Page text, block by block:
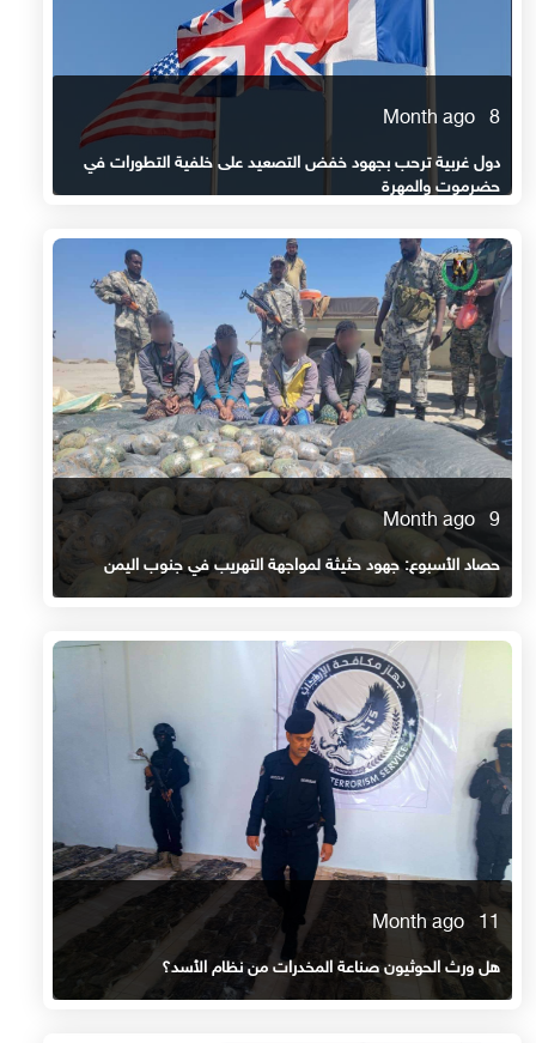
8 Month ago
دول غربية ترحب بجهود خفض التصعيد على خلفية التطورات في
حضرموت والمهرة
9 Month ago
حصاد الأسبوع: جهود حثيثة لمواجهة التهريب في جنوب اليمن
11 Month ago
هل ورث الحوثيون صناعة المخدرات من نظام الأسد؟